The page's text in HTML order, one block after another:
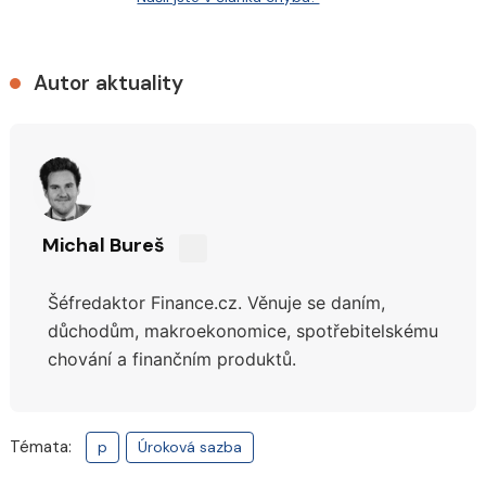
Autor aktuality
Michal Bureš
síti
X
Šéfredaktor Finance.cz. Věnuje se daním,
důchodům, makroekonomice, spotřebitelskému
chování a finančním produktů.
Témata: p Úroková sazba